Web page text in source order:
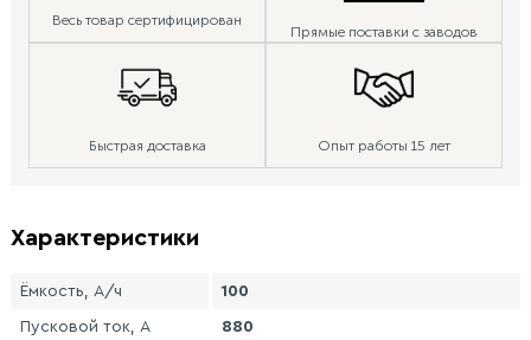
Весь товар сертифицирован
Прямые поставки с заводов
Быстрая доставка Опыт работы 15 лет
Характеристики
Ёмкость, А/ч 100
Пусковой ток, А 880